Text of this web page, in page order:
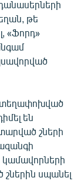
թե
«Ֆորդ»
տեղափոխված
են
շների
սպանել